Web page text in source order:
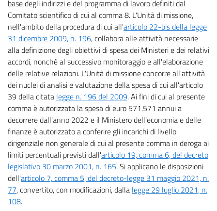
52
Allegati
Allegato 1
Allegato 1
Tabella 1
Tabella 1
base degli indirizzi e del programma di lavoro definiti dal
Comitato scientifico di cui al comma 8. L'Unità di missione,
nell'ambito della procedura di cui all'articolo 22-bis della legge
31 dicembre 2009, n. 196, collabora alle attività necessarie
alla definizione degli obiettivi di spesa dei Ministeri e dei relativi
accordi, nonché al successivo monitoraggio e all'elaborazione
delle relative relazioni. L'Unità di missione concorre all'attività
dei nuclei di analisi e valutazione della spesa di cui all'articolo
39 della citata legge n. 196 del 2009. Ai fini di cui al presente
comma è autorizzata la spesa di euro 571.571 annui a
decorrere dall'anno 2022 e il Ministero dell'economia e delle
finanze è autorizzato a conferire gli incarichi di livello
dirigenziale non generale di cui al presente comma in deroga ai
limiti percentuali previsti dall'articolo 19, comma 6, del decreto
legislativo 30 marzo 2001, n. 165. Si applicano le disposizioni
dell'articolo 7, comma 5, del decreto-legge 31 maggio 2021, n.
77, convertito, con modificazioni, dalla legge 29 luglio 2021, n.
108.